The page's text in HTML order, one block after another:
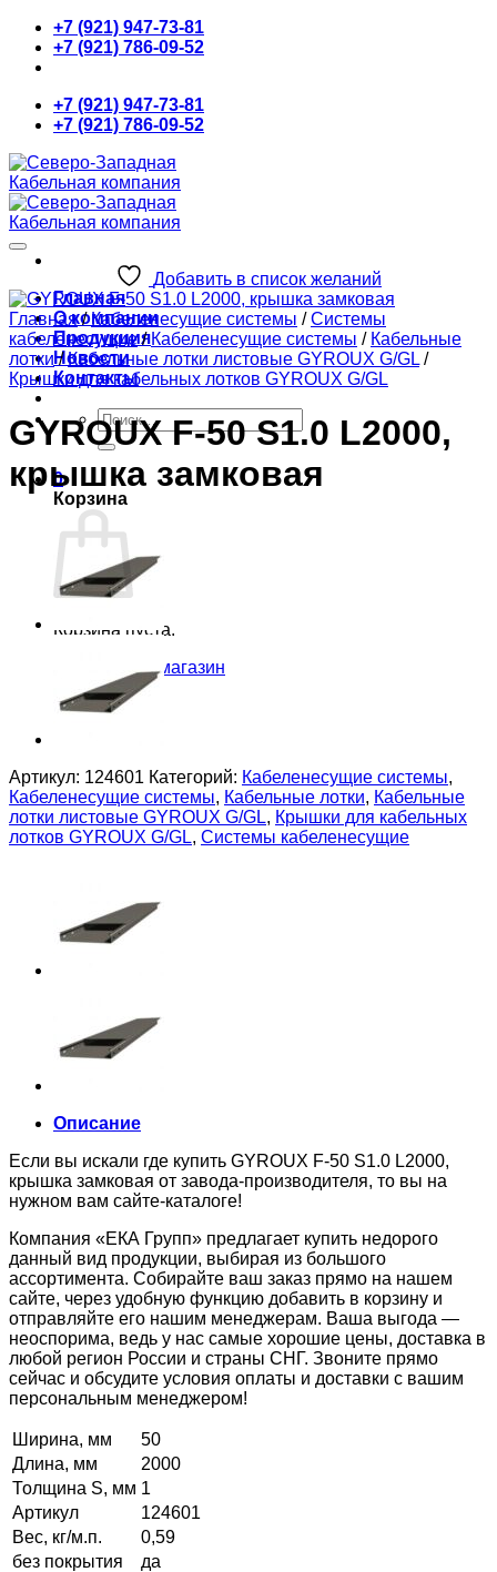
Skip
content
+7 (921) 947-73-81
+7 (921) 786-09-52
+7 (921) 947-73-81
+7 (921) 786-09-52
Главная
О компании
Продукция
Новости
Контакты
Искать:
0
Корзина
Корзина пуста.
Вернуться в магазин
Добавить в список желаний
Главная / Кабеленесущие системы / Системы
кабеленесущие / Кабеленесущие системы / Кабельные
лотки / Кабельные лотки листовые GYROUX G/GL /
Крышки для кабельных лотков GYROUX G/GL
GYROUX F-50 S1.0 L2000,
крышка замковая
Артикул: 124601 Категорий: Кабеленесущие системы,
Кабеленесущие системы, Кабельные лотки, Кабельные
лотки листовые GYROUX G/GL, Крышки для кабельных
лотков GYROUX G/GL, Системы кабеленесущие
Описание
Если вы искали где купить GYROUX F-50 S1.0 L2000,
крышка замковая от завода-производителя, то вы на
нужном вам сайте-каталоге!
Компания «ЕКА Групп» предлагает купить недорого
данный вид продукции, выбирая из большого
ассортимента. Собирайте ваш заказ прямо на нашем
сайте, через удобную функцию добавить в корзину и
отправляйте его нашим менеджерам. Ваша выгода —
неоспорима, ведь у нас самые хорошие цены, доставка в
любой регион России и страны СНГ. Звоните прямо
сейчас и обсудите условия оплаты и доставки с вашим
персональным менеджером!
Ширина, мм
50
Длина, мм
2000
Толщина S, мм 1
Артикул
124601
Вес, кг/м.п.
0,59
без покрытия
да